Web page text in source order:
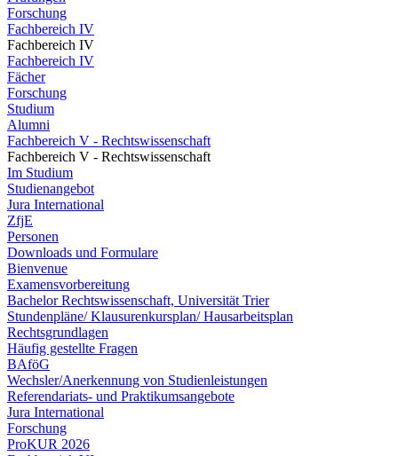
Forschung
Fachbereich IV
Fachbereich IV
Fachbereich IV
Fächer
Forschung
Studium
Alumni
Fachbereich V - Rechtswissenschaft
Fachbereich V - Rechtswissenschaft
Im Studium
Studienangebot
Jura International
ZfjE
Personen
Downloads und Formulare
Bienvenue
Examensvorbereitung
Bachelor Rechtswissenschaft, Universität Trier
Stundenpläne/ Klausurenkursplan/ Hausarbeitsplan
Rechtsgrundlagen
Häufig gestellte Fragen
BAföG
Wechsler/Anerkennung von Studienleistungen
Referendariats- und Praktikumsangebote
Jura International
Forschung
ProKUR 2026